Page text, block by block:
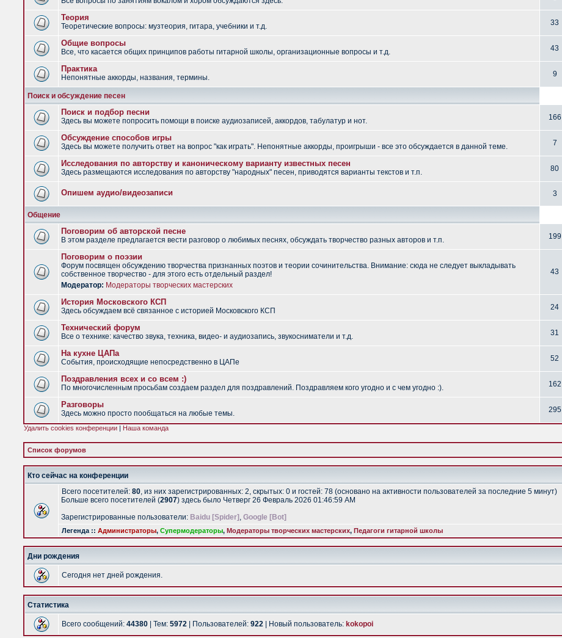
Теория
Теоретические вопросы: музтеория, гитара, учебники и т.д. 33
Общие вопросы
Все, что касается общих принципов работы гитарной школы, организационные вопросы и т.д. 43
Практика
Непонятные аккорды, названия, термины. 9
Поиск и обсуждение песен
Поиск и подбор песни
Здесь вы можете попросить помощи в поиске аудиозаписей, аккордов, табулатур и нот. 166
Обсуждение способов игры
Здесь вы можете получить ответ на вопрос "как играть". Непонятные аккорды, проигрыши - все это обсуждается в данной теме. 7
Исследования по авторству и каноническому варианту известных песен
Здесь размещаются исследования по авторству "народных" песен, приводятся варианты текстов и т.п. 80
Опишем аудио/видеозаписи 3
Общение
Поговорим об авторской песне
В этом разделе предлагается вести разговор о любимых песнях, обсуждать творчество разных авторов и т.п. 199
Поговорим о поэзии
Форум посвящен обсуждению творчества признанных поэтов и теории сочинительства. Внимание: сюда не следует выкладывать
собственное творчество - для этого есть отдельный раздел!
Модератор: Модераторы творческих мастерских
43
История Московского КСП
Здесь обсуждаем всё связанное с историей Московского КСП 24
Технический форум
Все о технике: качество звука, техника, видео- и аудиозапись, звукосниматели и т.д. 31
На кухне ЦАПа
События, происходящие непосредственно в ЦАПе 52
Поздравления всех и со всем :)
По многочисленным просьбам создаем раздел для поздравлений. Поздравляем кого угодно и с чем угодно :). 162
Разговоры
Здесь можно просто пообщаться на любые темы. 295
Удалить cookies конференции | Наша команда
Список форумов
Кто сейчас на конференции
Всего посетителей: 80, из них зарегистрированных: 2, скрытых: 0 и гостей: 78 (основано на активности пользователей за последние 5 минут)
Больше всего посетителей (2907) здесь было Четверг 26 Февраль 2026 01:46:59 AM
Зарегистрированные пользователи: Baidu [Spider] , Google [Bot]
Легенда :: Администраторы, Супермодераторы, Модераторы творческих мастерских, Педагоги гитарной школы
Дни рождения
Сегодня нет дней рождения.
Статистика
Всего сообщений: 44380 | Тем: 5972 | Пользователей: 922 | Новый пользователь: kokopoi